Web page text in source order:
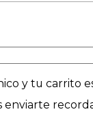
y tu carrito
enviarte